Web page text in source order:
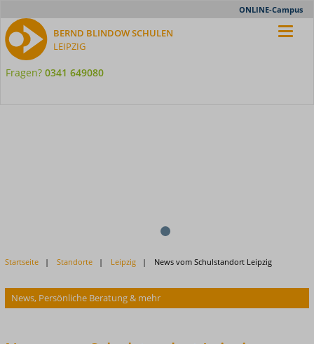
ONLINE-Campus
Fragen? 0341 649080
BERND BLINDOW SCHULEN
LEIPZIG
2
Startseite Standorte Leipzig News vom Schulstandort Leipzig
News, Persönliche Beratung & mehr